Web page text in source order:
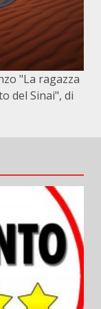
"La ragazza
del Sinai", di